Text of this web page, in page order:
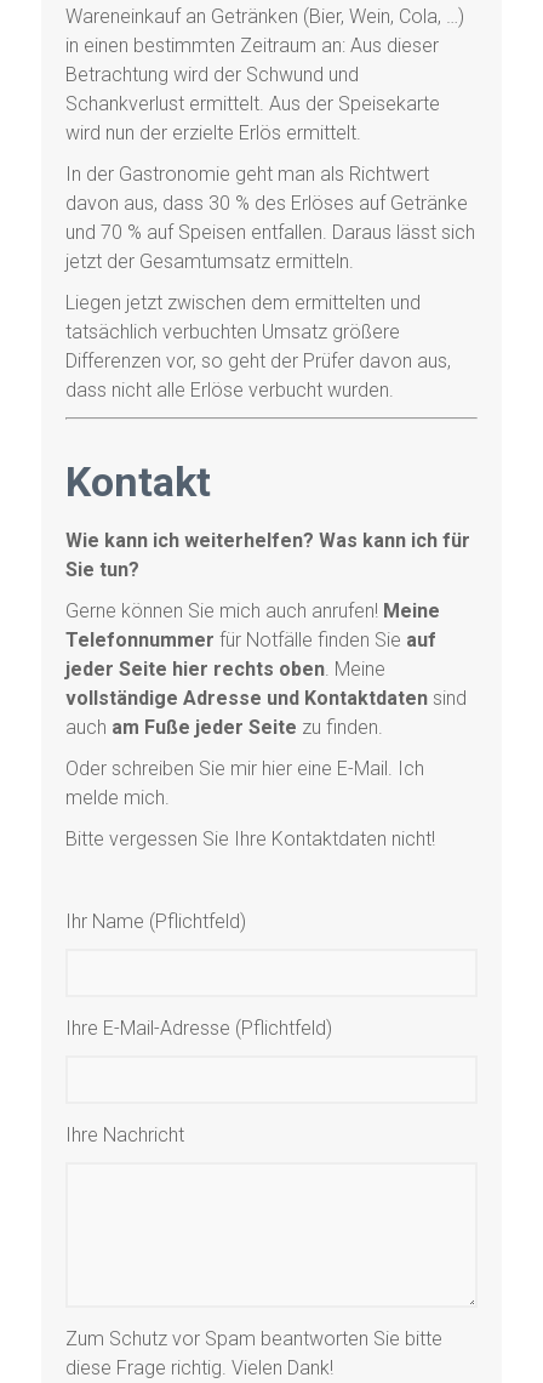
Wareneinkauf an Getränken (Bier, Wein, Cola, …)
in einen bestimmten Zeitraum an: Aus dieser
Betrachtung wird der Schwund und
Schankverlust ermittelt. Aus der Speisekarte
wird nun der erzielte Erlös ermittelt.
In der Gastronomie geht man als Richtwert
davon aus, dass 30 % des Erlöses auf Getränke
und 70 % auf Speisen entfallen. Daraus lässt sich
jetzt der Gesamtumsatz ermitteln.
Liegen jetzt zwischen dem ermittelten und
tatsächlich verbuchten Umsatz größere
Differenzen vor, so geht der Prüfer davon aus,
dass nicht alle Erlöse verbucht wurden.
Kontakt
Wie kann ich weiterhelfen? Was kann ich für
Sie tun?
Gerne können Sie mich auch anrufen! Meine
Telefonnummer für Notfälle finden Sie auf
jeder Seite hier rechts oben. Meine
vollständige Adresse und Kontaktdatensind
auch am Fuße jeder Seite zu finden.
Oder schreiben Sie mir hier eine E-Mail. Ich
melde mich.
Bitte vergessen Sie Ihre Kontaktdaten nicht!
Ihr Name (Pflichtfeld)
Ihre E-Mail-Adresse (Pflichtfeld)
Ihre Nachricht
Zum Schutz vor Spam beantworten Sie bitte
diese Frage richtig. Vielen Dank!